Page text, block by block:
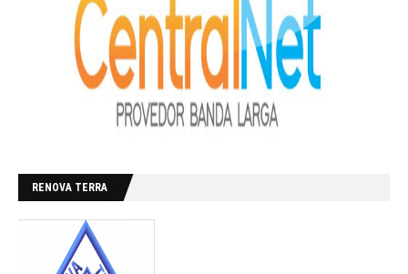
RENOVA TERRA